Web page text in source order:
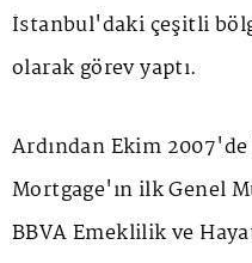
İstanbul'daki çeşitli
olarak görev yaptı.
Ardından Ekim
Mortgage'ın ilk Genel
BBVA Emeklilik ve